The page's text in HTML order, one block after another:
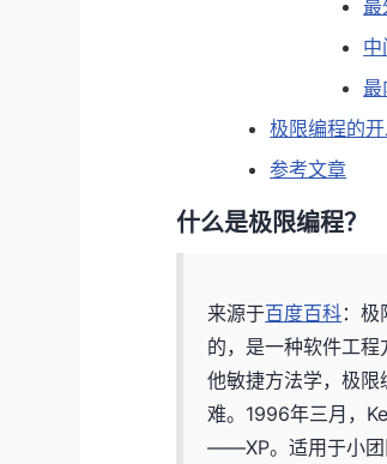
最
最
极限编程的
参考文章
什么是极限编程？
来源于百度百科：
的，是一种软件工
他敏捷方法学，极
难。1996年三月，
——XP。适用于小团